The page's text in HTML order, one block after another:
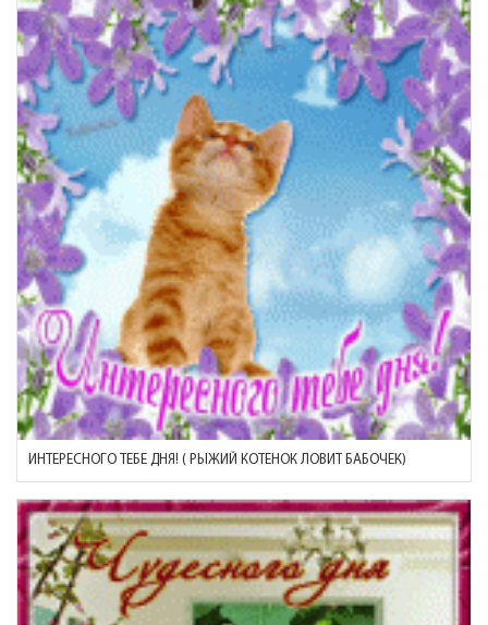
ИНТЕРЕСНОГО ТЕБЕ ДНЯ! ( РЫЖИЙ КОТЕНОК ЛОВИТ БАБОЧЕК)